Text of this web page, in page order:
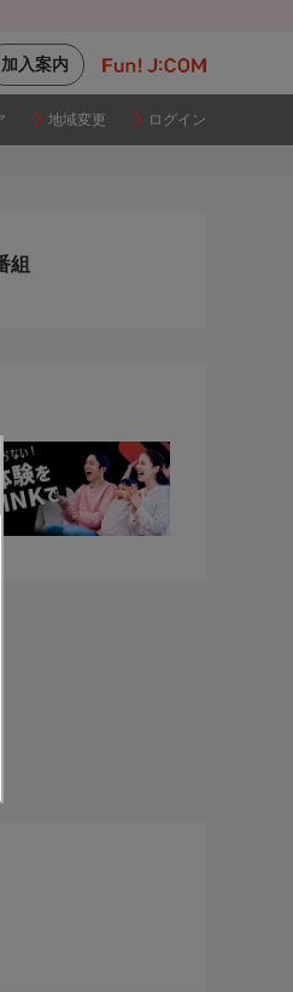
加入案内
地域変更 ログイン
組